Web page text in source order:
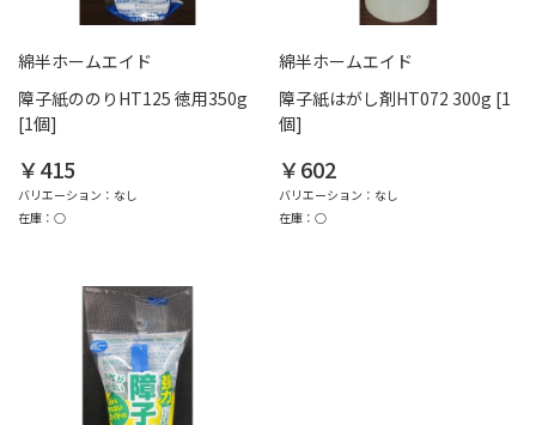
綿半ホームエイド
障子紙ののりHT125 徳用350g
[1個]
￥415
バリエーション：なし
在庫：○
綿半ホームエイド
障子紙はがし剤HT072 300g [1
個]
￥602
バリエーション：なし
在庫：○